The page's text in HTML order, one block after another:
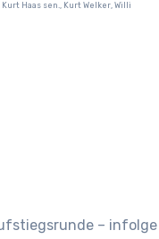
Haas sen., Kurt Welker, Willi
– infolge